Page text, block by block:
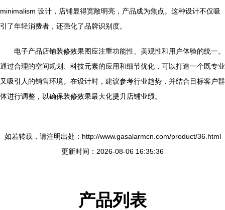
minimalism 设计，店铺显得宽敞明亮，产品成为焦点。这种设计不仅吸
引了年轻消费者，还强化了品牌识别度。
电子产品店铺装修效果图应注重功能性、美观性和用户体验的统一。
通过合理的空间规划、科技元素的应用和细节优化，可以打造一个既专业
又吸引人的销售环境。在设计时，建议参考行业趋势，并结合目标客户群
体进行调整，以确保装修效果最大化提升店铺业绩。
如若转载，请注明出处：http://www.gasalarmcn.com/product/36.html
更新时间：2026-08-06 16:35:36
产品列表